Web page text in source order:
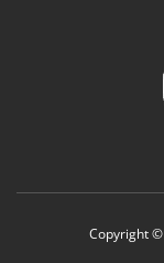
Copyright ©